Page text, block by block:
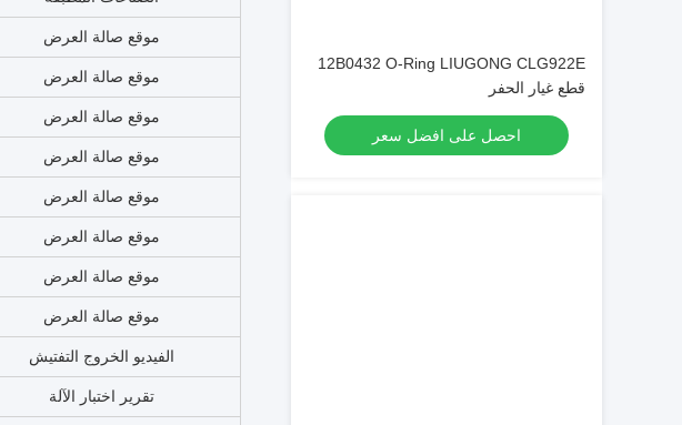
12B0432 O-Ring LIUGONG CLG922E
قطع غيار الحفر
احصل على افضل سعر
النموذج رقم
اسم الجزء